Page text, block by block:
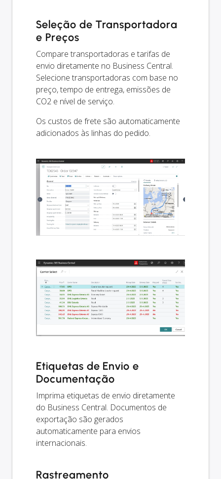
Seleção de Transportadora
e Preços
Compare transportadoras e tarifas de
envio diretamente no Business Central.
Selecione transportadoras com base no
preço, tempo de entrega, emissões de
CO2 e nível de serviço.
Os custos de frete são automaticamente
adicionados às linhas do pedido.
Etiquetas de Envio e
Documentação
Imprima etiquetas de envio diretamente
do Business Central. Documentos de
exportação são gerados
automaticamente para envios
internacionais.
Rastreamento